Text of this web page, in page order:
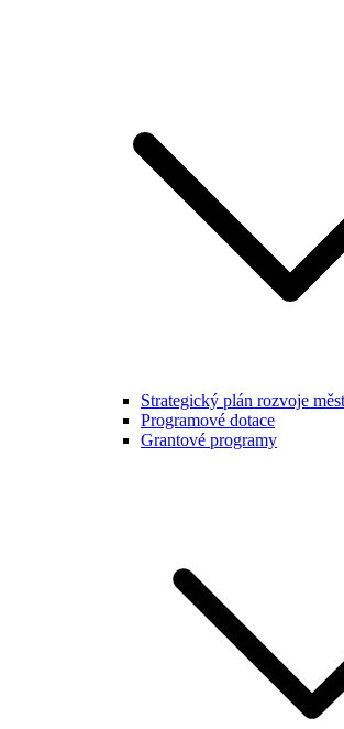
Strategický plán rozvoje
Programové dotace
Grantové programy